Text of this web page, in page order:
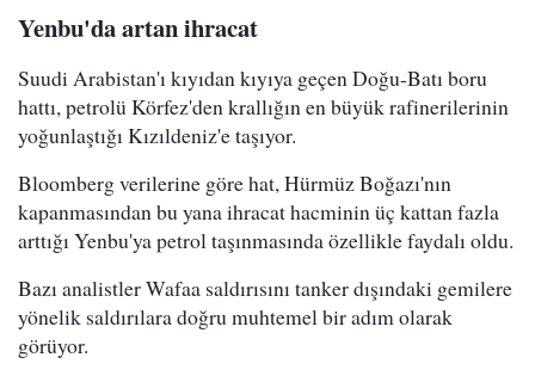
Yenbu'da artan ihracat
Suudi Arabistan'ı kıyıdan kıyıya geçen Doğu-Batı boru
hattı, petrolü Körfez'den krallığın en büyük rafinerilerinin
yoğunlaştığı Kızıldeniz'e taşıyor.
Bloomberg verilerine göre hat, Hürmüz Boğazı'nın
kapanmasından bu yana ihracat hacminin üç kattan fazla
arttığı Yenbu'ya petrol taşınmasında özellikle faydalı oldu.
Bazı analistler Wafaa saldırısını tanker dışındaki gemilere
yönelik saldırılara doğru muhtemel bir adım olarak
görüyor.